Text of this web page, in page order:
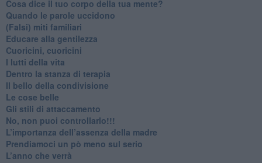
​Cosa dice il tuo corpo della tua mente?
​Quando le parole uccidono
​(Falsi) miti familiari
​Educare alla gentilezza
​Cuoricini, cuoricini
I lutti della vita
​Dentro la stanza di terapia
​Il bello della condivisione
Le cose belle
​Gli stili di attaccamento
No, non puoi controllarlo!!!
​L’importanza dell’assenza della madre
​Prendiamoci un pò meno sul serio
​L’anno che verrà